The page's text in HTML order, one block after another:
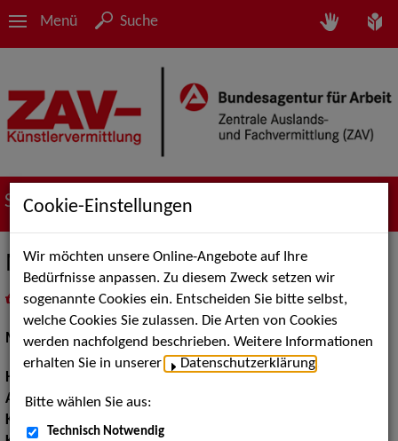
Menü Suche
Suche nach Künstler*innen
Marianna
als PDF speichern
inMeine Merklistelegen
Models / Werbung:Fotomodell
Haarfarbe:
Augenfarbe:braun
Körpergröße:
Cookie-Einstellungen
Wir möchten unsere Online-Angebote auf Ihre
Bedürfnisse anpassen. Zu diesem Zweck setzen wir
sogenannte Cookies ein. Entscheiden Sie bitte selbst,
welche Cookies Sie zulassen. Die Arten von Cookies
werden nachfolgend beschrieben. Weitere Informationen
erhalten Sie in unserer
Datenschutzerklärung
Bitte wählen Sie aus:
Technisch Notwendig